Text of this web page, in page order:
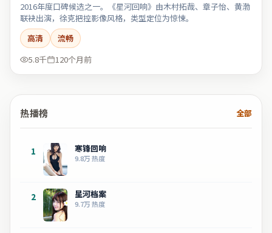
2016年度口碑候选之一。《星河回响》由木村拓哉、章子怡、黄渤
联袂出演，徐克把控影像风格，类型定位为惊悚。
高清
流畅
5.8千
120个月前
热播榜 全部
1 寒锋回响
9.8万热度
2 星河档案
9.7万热度